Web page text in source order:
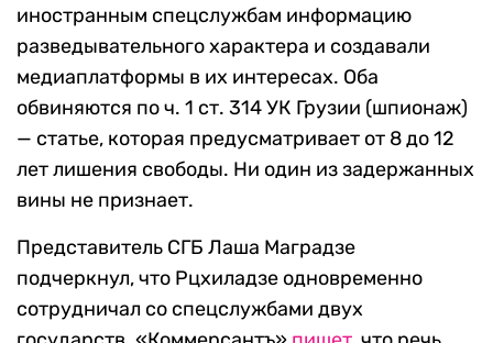
иностранным спецслужбам информацию
разведывательного характера и создавали
медиаплатформы в их интересах. Оба
обвиняются по ч. 1 ст. 314 УК Грузии (шпионаж)
— статье, которая предусматривает от 8 до 12
лет лишения свободы. Ни один из задержанных
вины не признает.
Представитель СГБ Лаша Маградзе
подчеркнул, что Рцхиладзе одновременно
сотрудничал со спецслужбами двух